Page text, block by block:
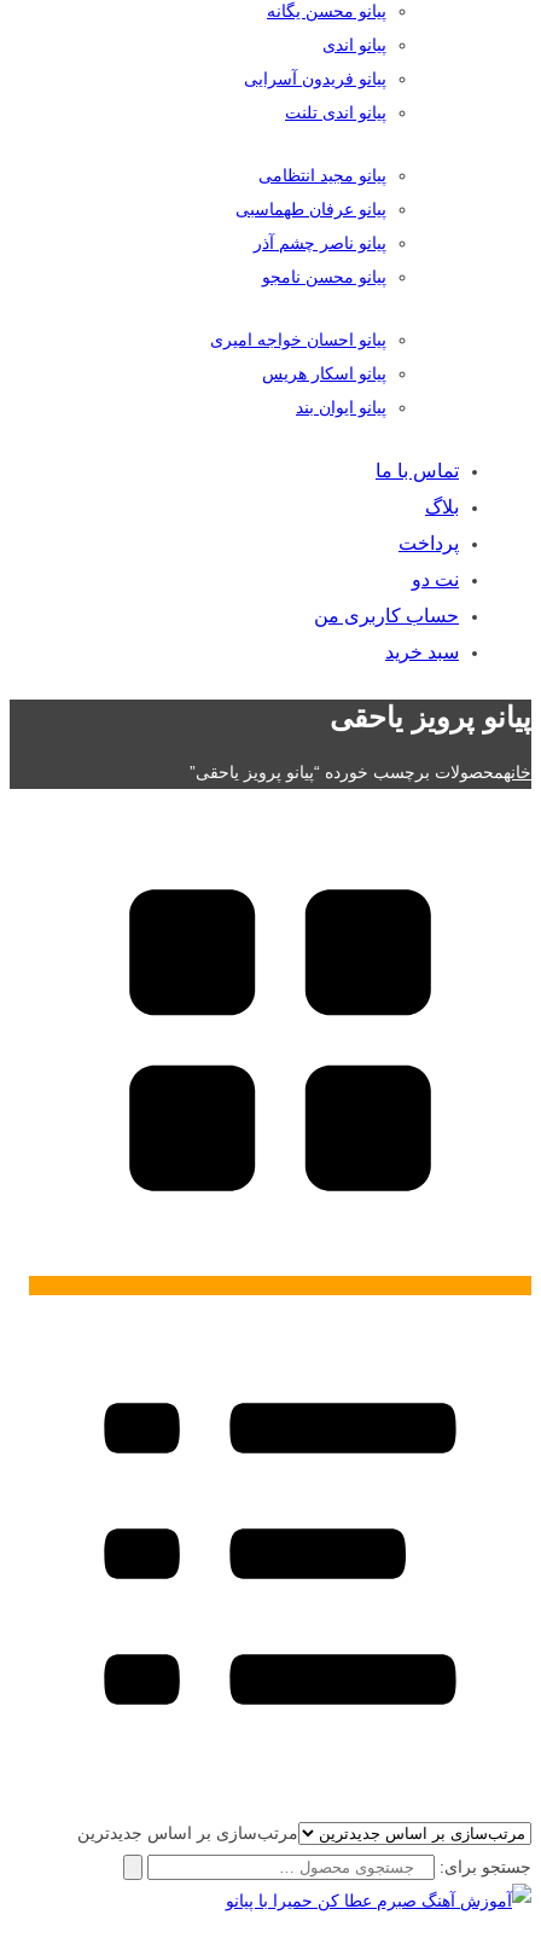
پیانو محسن یگانه
پیانو اندی
پیانو فریدون آسرایی
پیانو اندی تلنت
پیانو مجید انتظامی
پیانو عرفان طهماسبی
پیانو ناصر چشم آذر
پیانو محسن نامجو
پیانو احسان خواجه امیری
پیانو اسکار هریس
پیانو ایوان بند
تماس با ما
بلاگ
پرداخت
نت دو
حساب کاربری من
سبد خرید
پیانو پرویز یاحقی
خانهمحصولات برچسب خورده “پیانو پرویز یاحقی”
مرتب‌سازی بر اساس جدیدترین
جستجو برای: